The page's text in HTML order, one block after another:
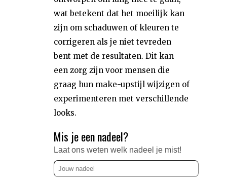
wat betekent dat het moeilijk kan
zijn om schaduwen of kleuren te
corrigeren als je niet tevreden
bent met de resultaten. Dit kan
een zorg zijn voor mensen die
graag hun make-upstijl wijzigen of
experimenteren met verschillende
looks.
Mis je een nadeel?
Laat ons weten welk nadeel je mist!